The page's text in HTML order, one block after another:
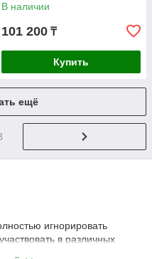
В наличии
101 200 ₸
Купить
ещё
игнорировать
в различных